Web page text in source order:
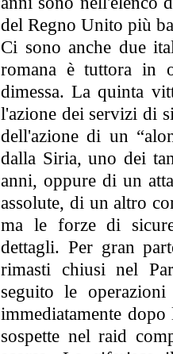
del Regno Unito più
Ci sono anche due
romana è tuttora in
dimessa. La quinta
l'azione dei servizi di
dell'azione di un
dalla Siria, uno dei
anni, oppure di un
assolute, di un altro
ma le forze di
dettagli. Per gran
rimasti chiusi nel
seguito le
immediatamente
sospette nel raid